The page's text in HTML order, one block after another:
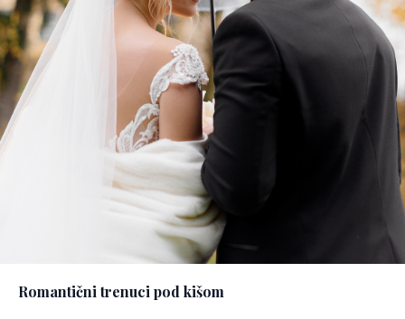
Romantični trenuci pod kišom